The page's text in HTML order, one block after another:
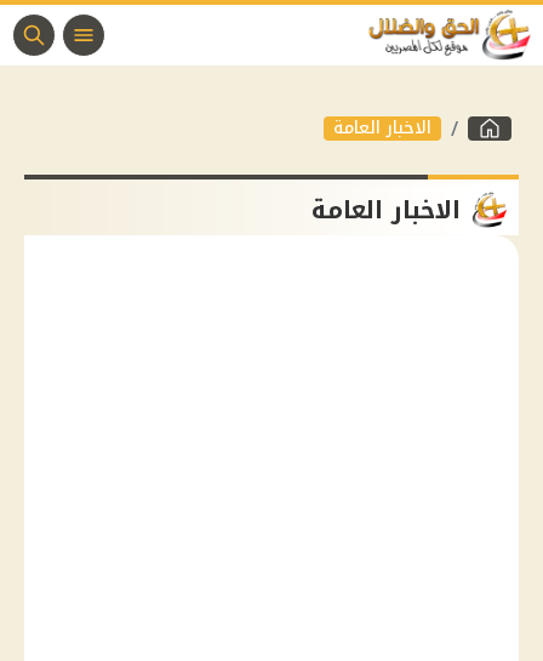
الاخبار العامة
الاخبار العامة